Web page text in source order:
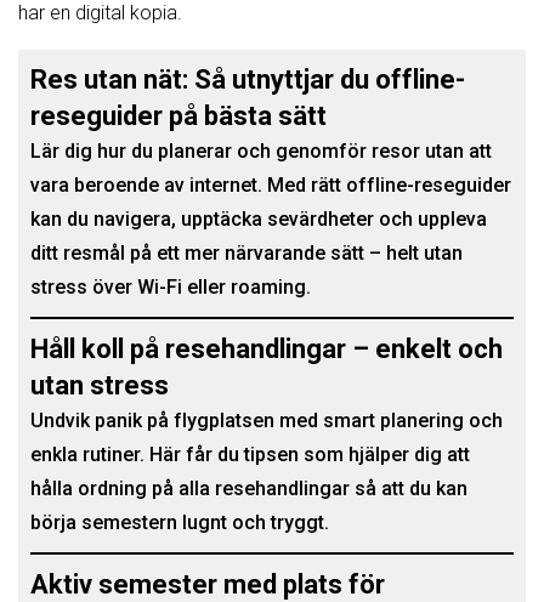
har en digital kopia.
Res utan nät: Så utnyttjar du offline-
reseguider på bästa sätt
Lär dig hur du planerar och genomför resor utan att
vara beroende av internet. Med rätt offline-reseguider
kan du navigera, upptäcka sevärdheter och uppleva
ditt resmål på ett mer närvarande sätt – helt utan
stress över Wi-Fi eller roaming.
Håll koll på resehandlingar – enkelt och
utan stress
Undvik panik på flygplatsen med smart planering och
enkla rutiner. Här får du tipsen som hjälper dig att
hålla ordning på alla resehandlingar så att du kan
börja semestern lugnt och tryggt.
Aktiv semester med plats för